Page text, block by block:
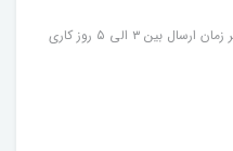
به دلیل شرایط حال حاضر زمان ارسال بین ۳ الی ۵ روز کاری